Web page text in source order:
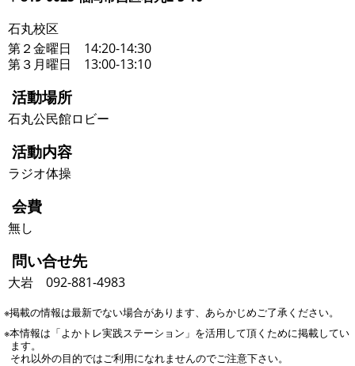
石丸校区
第２金曜日 14:20-14:30
第３月曜日 13:00-13:10
活動場所
石丸公民館ロビー
活動内容
ラジオ体操
会費
無し
問い合せ先
大岩 092-881-4983
※掲載の情報は最新でない場合があります、あらかじめご了承ください。
※本情報は「よかトレ実践ステーション」を活用して頂くために掲載してい
ます。
それ以外の目的ではご利用になれませんのでご注意下さい。